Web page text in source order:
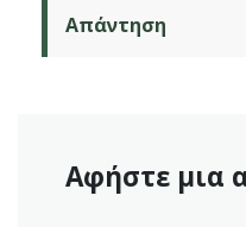
Απάντηση
Αφήστε μια